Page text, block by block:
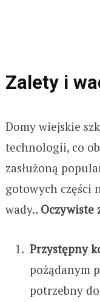
Zalety i
Domy wiejskie
technologii, co
zasłużoną
gotowych części
wady.. Oczywiste
Przystępny
pożądanym
potrzebny